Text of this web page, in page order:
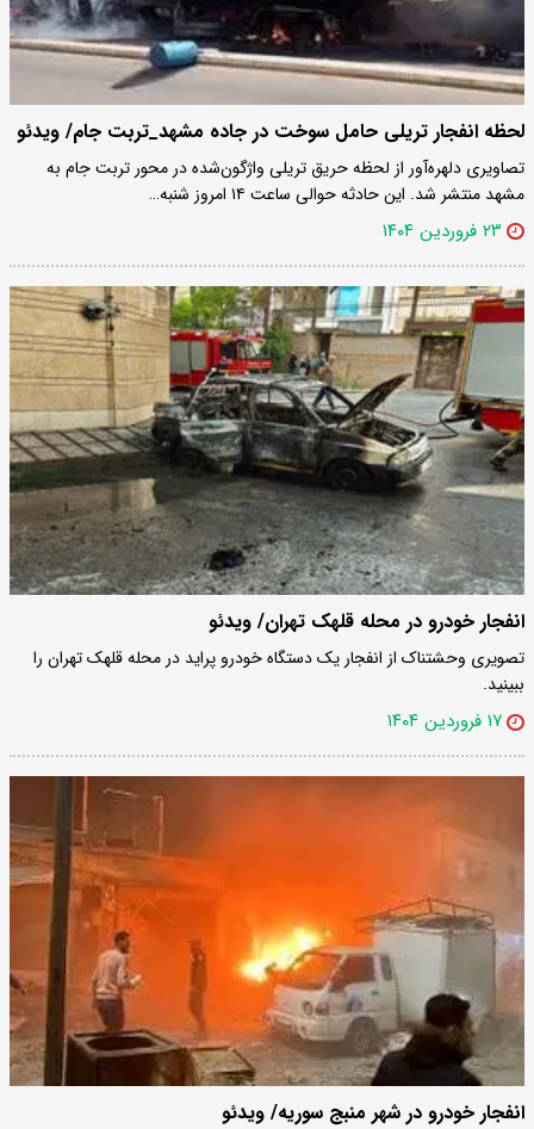
لحظه انفجار تریلی حامل سوخت در جاده مشهد_تربت جام/ ویدئو
تصاویری دلهره‌آور از لحظه حریق تریلی واژگون‌شده در محور تربت جام به
مشهد منتشر شد. این حادثه حوالی ساعت ۱۴ امروز شنبه…
۲۳ فروردین ۱۴۰۴
انفجار خودرو در محله قلهک تهران/ ویدئو
تصویری وحشتناک از انفجار یک دستگاه خودرو پراید در محله قلهک تهران را
ببینید.
۱۷ فروردین ۱۴۰۴
انفجار خودرو در شهر منبج سوریه/ ویدئو